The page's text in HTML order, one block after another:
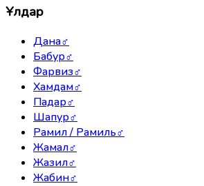
Ұлдар
Дана♂
Бабур♂
Фарвиз♂
Хамдам♂
Падар♂
Шапур♂
Рамил / Рамиль♂
Жамал♂
Жазил♂
Жабин♂